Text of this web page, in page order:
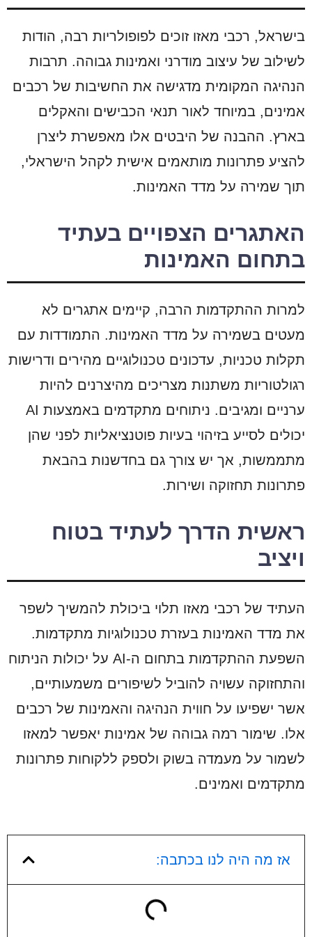
בישראל, רכבי מאזו זוכים לפופולריות רבה, הודות
לשילוב של עיצוב מודרני ואמינות גבוהה. תרבות
הנהיגה המקומית מדגישה את החשיבות של רכבים
אמינים, במיוחד לאור תנאי הכבישים והאקלים
בארץ. ההבנה של היבטים אלו מאפשרת ליצרן
להציע פתרונות מותאמים אישית לקהל הישראלי,
תוך שמירה על מדד האמינות.
האתגרים הצפויים בעתיד
בתחום האמינות
למרות ההתקדמות הרבה, קיימים אתגרים לא
מעטים בשמירה על מדד האמינות. התמודדות עם
תקלות טכניות, עדכונים טכנולוגיים מהירים ודרישות
רגולטוריות משתנות מצריכים מהיצרנים להיות
ערניים ומגיבים. ניתוחים מתקדמים באמצעות AI
יכולים לסייע בזיהוי בעיות פוטנציאליות לפני שהן
מתממשות, אך יש צורך גם בחדשנות בהבאת
פתרונות תחזוקה ושירות.
ראשית הדרך לעתיד בטוח
ויציב
העתיד של רכבי מאזו תלוי ביכולת להמשיך לשפר
את מדד האמינות בעזרת טכנולוגיות מתקדמות.
השפעת ההתקדמות בתחום ה-AI על יכולות הניתוח
והתחזוקה עשויה להוביל לשיפורים משמעותיים,
אשר ישפיעו על חווית הנהיגה והאמינות של רכבים
אלו. שימור רמה גבוהה של אמינות יאפשר למאזו
לשמור על מעמדה בשוק ולספק ללקוחות פתרונות
מתקדמים ואמינים.
אז מה היה לנו בכתבה: